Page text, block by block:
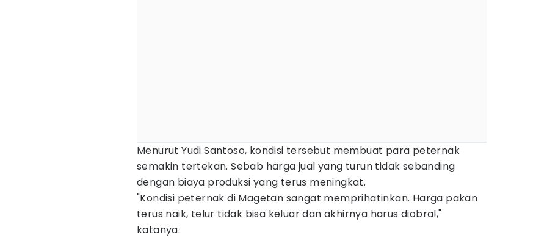
Menurut Yudi Santoso, kondisi tersebut membuat para peternak
semakin tertekan. Sebab harga jual yang turun tidak sebanding
dengan biaya produksi yang terus meningkat.
"Kondisi peternak di Magetan sangat memprihatinkan. Harga pakan
terus naik, telur tidak bisa keluar dan akhirnya harus diobral,"
katanya.